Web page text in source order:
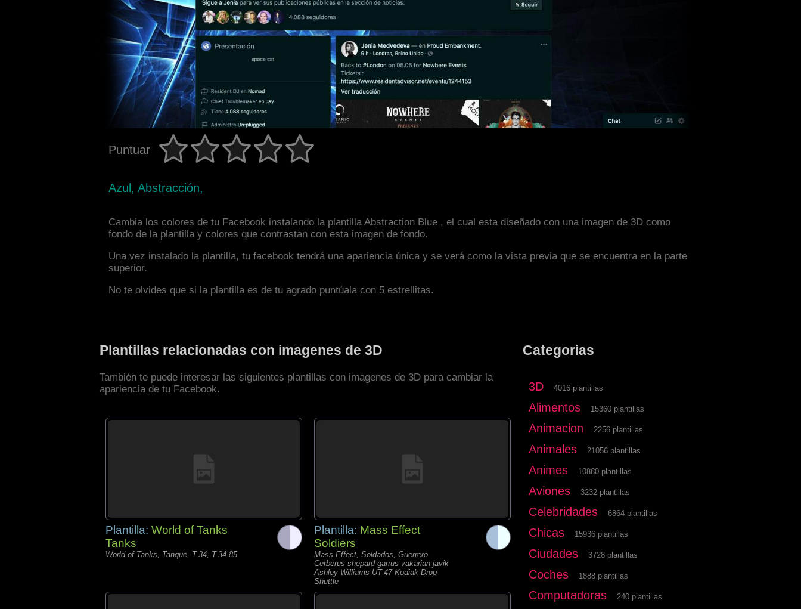
Puntuar
Azul, Abstracción,
Cambia los colores de tu Facebook instalando la plantilla Abstraction Blue , el cual esta diseñado con una imagen de 3D como
fondo de la plantilla y colores que contrastan con esta imagen de fondo.
Una vez instalado la plantilla, tu facebook tendrá una apariencia única y se verá como la vista previa que se encuentra en la parte
superior.
No te olvides que si la plantilla es de tu agrado puntúala con 5 estrellitas.
Plantillas relacionadas con imagenes de 3D
También te puede interesar las siguientes plantillas con imagenes de 3D para cambiar la
apariencia de tu Facebook.
Plantilla: World of Tanks
Tanks
World of Tanks, Tanque, T-34, T-34-85
Plantilla: Mass Effect
Soldiers
Mass Effect, Soldados, Guerrero,
Cerberus shepard garrus vakarian javik
Ashley Williams UT-47 Kodiak Drop
Shuttle
Categorias
3D 4016 plantillas
Alimentos 15360 plantillas
Animacion 2256 plantillas
Animales 21056 plantillas
Animes 10880 plantillas
Aviones 3232 plantillas
Celebridades 6864 plantillas
Chicas 15936 plantillas
Ciudades 3728 plantillas
Coches 1888 plantillas
Computadoras 240 plantillas